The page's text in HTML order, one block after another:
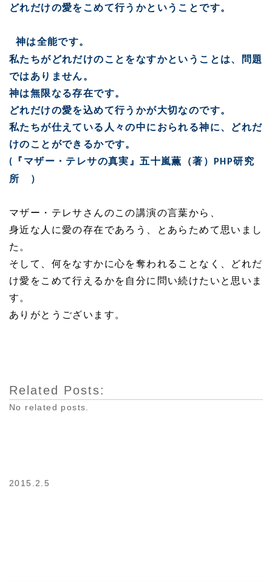
どれだけの愛をこめて行うかということです。
神は全能です。
私たちがどれだけのことをなすかということは、問題
ではありません。
神は無限なる存在です。
どれだけの愛を込めて行うかが大切なのです。
私たちが仕えている人々の中におられる神に、どれだ
けのことができるかです。
( 『マザー・テレサの真実』五十嵐薫（著）PHP研究
所 ）
マザー・テレサさんのこの講演の言葉から、
身近な人に愛の存在であろう、とあらためて思いまし
た。
そして、何をなすかに心を奪われることなく、どれだ
け愛をこめて行えるかを自分に問い続けたいと思いま
す。
ありがとうございます。
Related Posts:
No related posts.
2015.2.5